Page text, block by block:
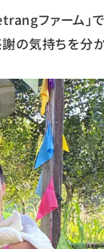
ファーム」
の気持ちを分